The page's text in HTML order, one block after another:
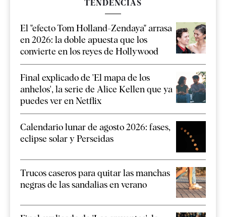
TENDENCIAS
El "efecto Tom Holland-Zendaya" arrasa
en 2026: la doble apuesta que los
convierte en los reyes de Hollywood
Final explicado de 'El mapa de los
anhelos', la serie de Alice Kellen que ya
puedes ver en Netflix
Calendario lunar de agosto 2026: fases,
eclipse solar y Perseidas
Trucos caseros para quitar las manchas
negras de las sandalias en verano